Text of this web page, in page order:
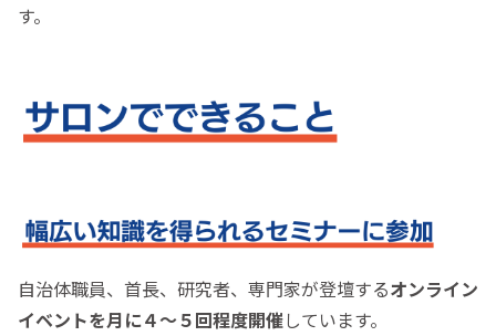
す。
自治体職員、首長、研究者、専門家が登壇するオンライン
イベントを月に４～５回程度開催しています。